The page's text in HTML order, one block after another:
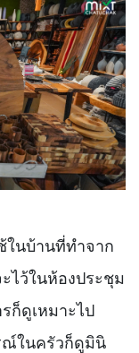
นบ้านที่ทำจาก
ไว้ในห้องประชุม
ก็ดูเหมาะไป
ณ์ในครัวก็ดูมินิ